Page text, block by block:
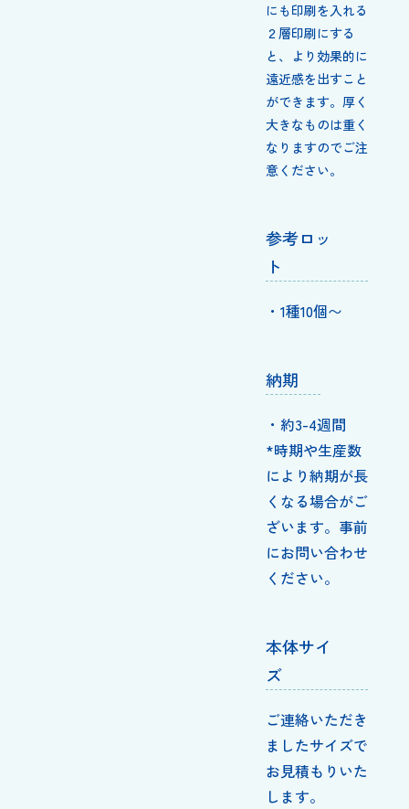
にも印刷を入れる
２層印刷にする
と、より効果的に
遠近感を出すこと
ができます。厚く
大きなものは重く
なりますのでご注
意ください。
参考ロッ
ト
・1種10個〜
納期
・約3-4週間
*時期や生産数
により納期が長
くなる場合がご
ざいます。事前
にお問い合わせ
ください。
本体サイ
ズ
ご連絡いただき
ましたサイズで
お見積もりいた
します。